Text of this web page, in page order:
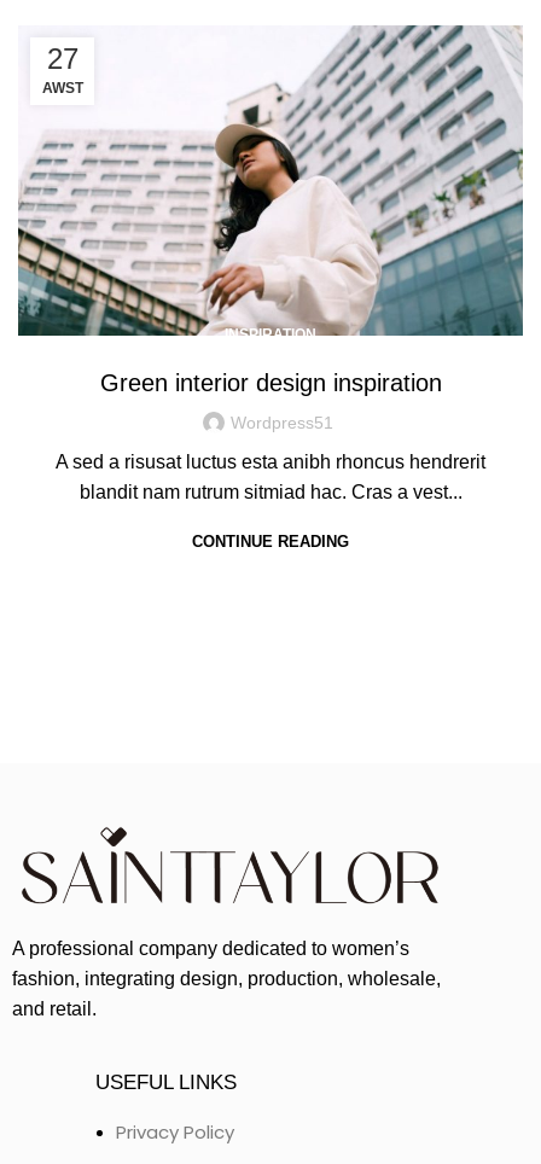
27
AWST
INSPIRATION
Green interior design inspiration
Wordpress51
A sed a risusat luctus esta anibh rhoncus hendrerit
blandit nam rutrum sitmiad hac. Cras a vest...
CONTINUE READING
A professional company dedicated to women’s
fashion, integrating design, production, wholesale,
and retail.
USEFUL LINKS
Privacy Policy